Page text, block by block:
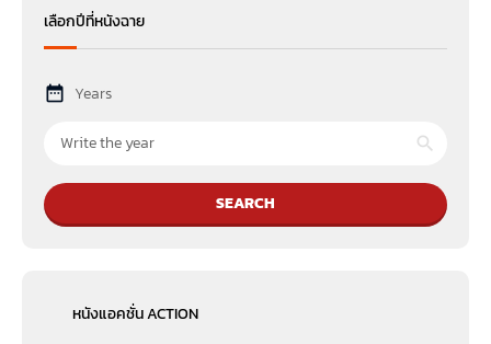
เลือกปีที่หนังฉาย
Years
SEARCH
หนังแอคชั่น ACTION